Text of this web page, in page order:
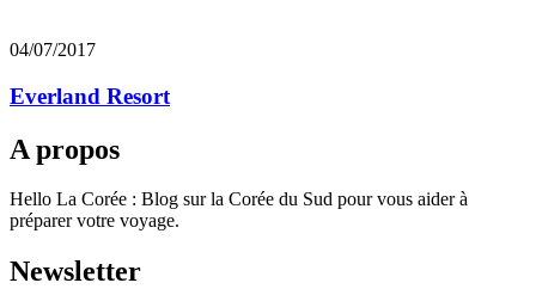
04/07/2017
Everland Resort
A propos
Hello La Corée : Blog sur la Corée du Sud pour vous aider à
préparer votre voyage.
Newsletter